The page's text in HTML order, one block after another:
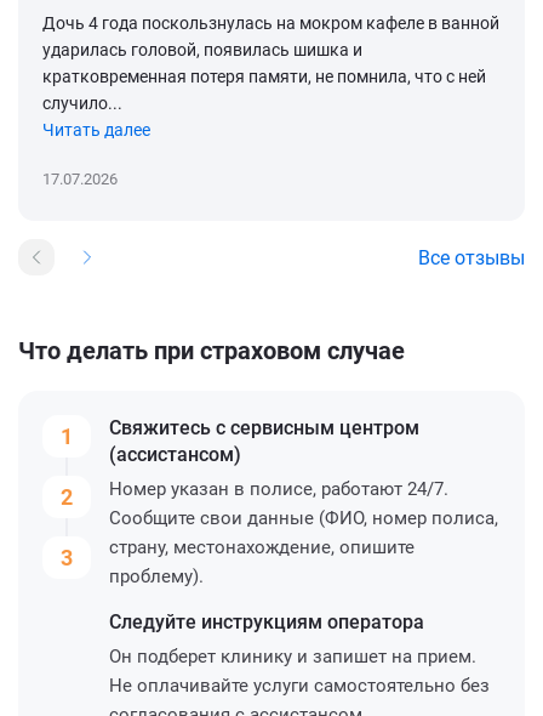
Дочь 4 года поскользнулась на мокром кафеле в ванной
ударилась головой, появилась шишка и
кратковременная потеря памяти, не помнила, что с ней
случило...
Читать далее
17.07.2026
Все отзывы
Что делать при страховом случае
1
2
3
Свяжитесь с сервисным центром
(ассистансом)
Номер указан в полисе, работают 24/7.
Сообщите свои данные (ФИО, номер полиса,
страну, местонахождение, опишите
проблему).
Следуйте инструкциям оператора
Он подберет клинику и запишет на прием.
Не оплачивайте услуги самостоятельно без